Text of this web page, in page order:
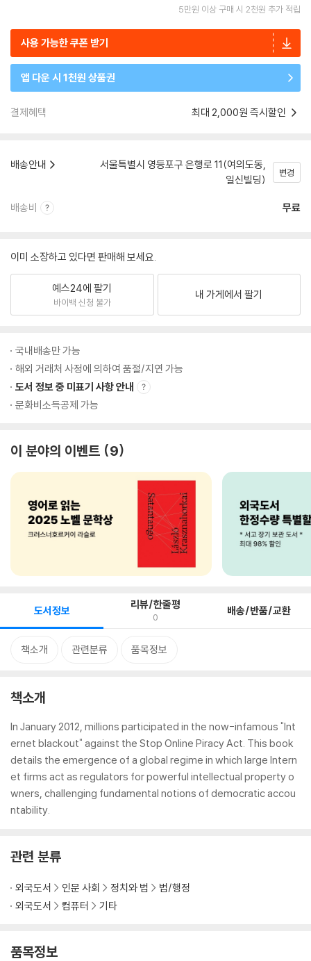
5만원 이상 구매 시 2천원 추가 적립
사용 가능한 쿠폰 받기
앱 다운 시 1천원 상품권
결제혜택 최대 2,000원 즉시할인
배송안내
서울특별시 영등포구 은행로 11(여의도동,
일신빌딩)
변경
배송비 무료
이미 소장하고 있다면 판매해 보세요.
예스24에 팔기
바이백 신청 불가
내 가게에서 팔기
국내배송만 가능
해외 거래처 사정에 의하여 품절/지연 가능
도서 정보 중 미표기 사항 안내
문화비소득공제 가능
이 분야의 이벤트 9
도서정보 리뷰/한줄평
0 배송/반품/교환
책소개 관련분류 품목정보
책소개
In January 2012, millions participated in the now-infamous "Int
ernet blackout" against the Stop Online Piracy Act. This book
details the emergence of a global regime in which large Intern
et firms act as regulators for powerful intellectual property o
wners, challenging fundamental notions of democratic accou
ntability.
관련 분류
외국도서 인문 사회 정치와 법
법/행정
외국도서
컴퓨터 기타
품목정보